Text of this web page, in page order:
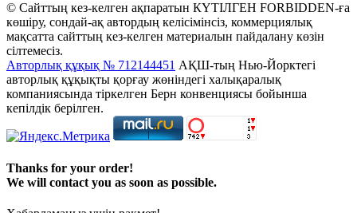
© Сайттың кез-келген ақпаратын КҮТІЛГЕН FORBIDDEN-ға
көшіру, сондай-ақ автордың келісімінсіз, коммерциялық
мақсатта сайттың кез-келген материалын пайдалану көзін
сілтемесіз.
Авторлық құқық № 712144451 АҚШ-тың Нью-Йорктегі
авторлық құқықты қорғау жөніндегі халықаралық
компаниясында тіркелген Берн конвенциясы бойынша
кепілдік берілген.
Thanks for your order!
We will contact you as soon as possible.